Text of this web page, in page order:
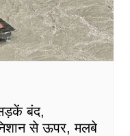
बंद,
से ऊपर, मलबे